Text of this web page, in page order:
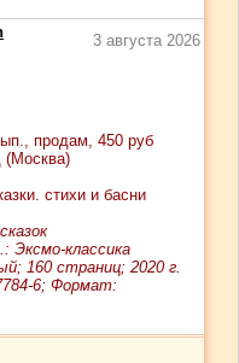
3 августа 2026
продам, 450 руб
(Москва)
стихи и басни
Эксмо-классика
160 страниц; 2020 г.
6; Формат: